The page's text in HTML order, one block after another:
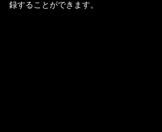
録することができます。